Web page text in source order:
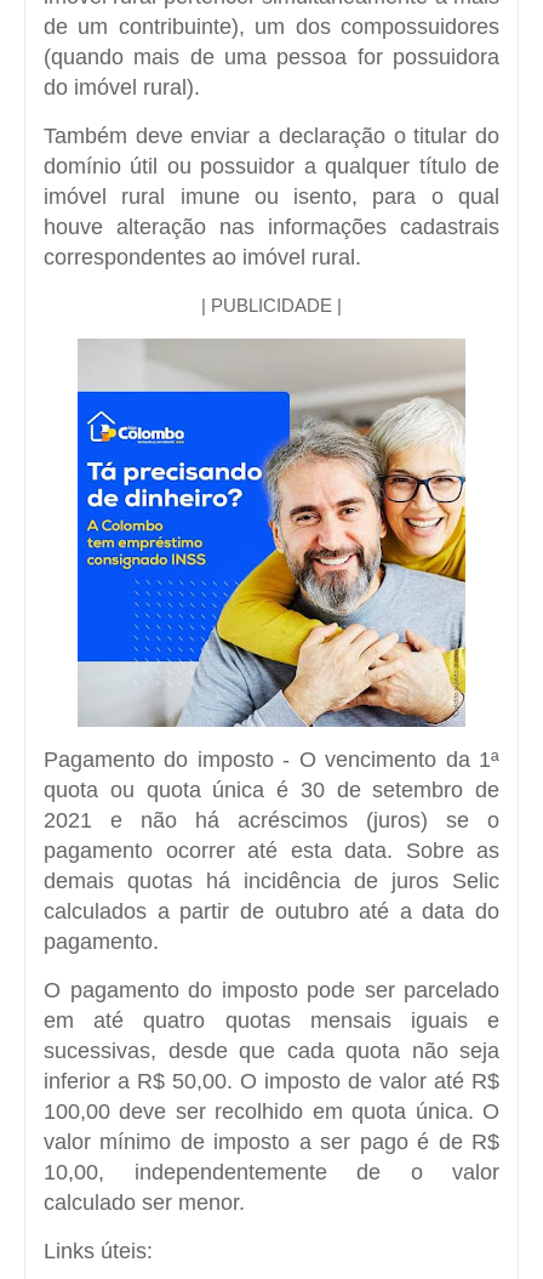
de um contribuinte), um dos compossuidores
(quando mais de uma pessoa for possuidora
do imóvel rural).
Também deve enviar a declaração o titular do
domínio útil ou possuidor a qualquer título de
imóvel rural imune ou isento, para o qual
houve alteração nas informações cadastrais
correspondentes ao imóvel rural.
| PUBLICIDADE |
Pagamento do imposto - O vencimento da 1ª
quota ou quota única é 30 de setembro de
2021 e não há acréscimos (juros) se o
pagamento ocorrer até esta data. Sobre as
demais quotas há incidência de juros Selic
calculados a partir de outubro até a data do
pagamento.
O pagamento do imposto pode ser parcelado
em até quatro quotas mensais iguais e
sucessivas, desde que cada quota não seja
inferior a R$ 50,00. O imposto de valor até R$
100,00 deve ser recolhido em quota única. O
valor mínimo de imposto a ser pago é de R$
10,00, independentemente de o valor
calculado ser menor.
Links úteis: